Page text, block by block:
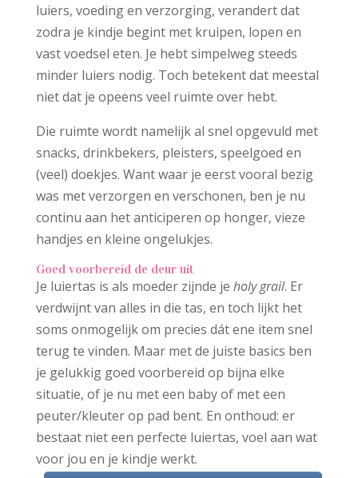
luiers, voeding en verzorging, verandert dat
zodra je kindje begint met kruipen, lopen en
vast voedsel eten. Je hebt simpelweg steeds
minder luiers nodig. Toch betekent dat meestal
niet dat je opeens veel ruimte over hebt.
Die ruimte wordt namelijk al snel opgevuld met
snacks, drinkbekers, pleisters, speelgoed en
(veel) doekjes. Want waar je eerst vooral bezig
was met verzorgen en verschonen, ben je nu
continu aan het anticiperen op honger, vieze
handjes en kleine ongelukjes.
Goed voorbereid de deur uit
Je luiertas is als moeder zijnde je holy grail. Er
verdwijnt van alles in die tas, en toch lijkt het
soms onmogelijk om precies dát ene item snel
terug te vinden. Maar met de juiste basics ben
je gelukkig goed voorbereid op bijna elke
situatie, of je nu met een baby of met een
peuter/kleuter op pad bent. En onthoud: er
bestaat niet een perfecte luiertas, voel aan wat
voor jou en je kindje werkt.